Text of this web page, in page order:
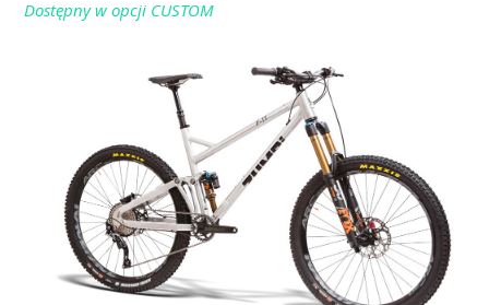
Dostępny w opcji CUSTOM